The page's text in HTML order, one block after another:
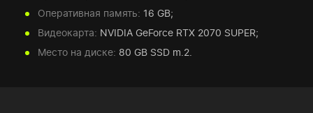
Оперативная память: 16 GB;
Видеокарта: NVIDIA GeForce RTX 2070 SUPER;
Место на диске: 80 GB SSD m.2.